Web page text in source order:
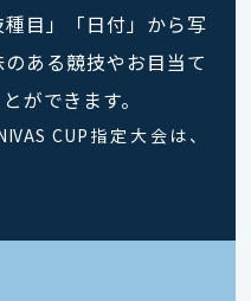
種目」「日付」から写
ある競技やお目当て
ができます。
CUP指定大会は、